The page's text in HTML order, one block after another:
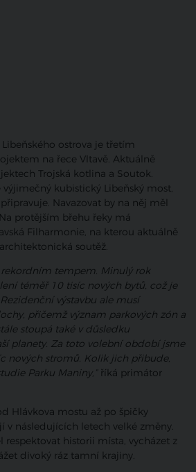
ostrova je třetím
na řece Vltavě. Aktuálně
Trojská kotlina a Soutok.
kubistický Libeňský most,
Navazovat by na něj měl
protějším břehu řeky má
Filharmonie, na kterou aktuálně
soutěž.
rekordním tempem. Minulý rok
téměř 10 tisíc nových bytů, což je
výstavbu ale musí
přičemž význam parkových zón a
stoupá také v důsledku
planety. Za toto volební období jsme
nových stromů. Kolik jich přibude,
Parku Maniny,” říká primátor
Hlávkova mostu až po špičky
v následujících letech velké změny.
historii místa, vycházet z
divoký ráz tamní krajiny.